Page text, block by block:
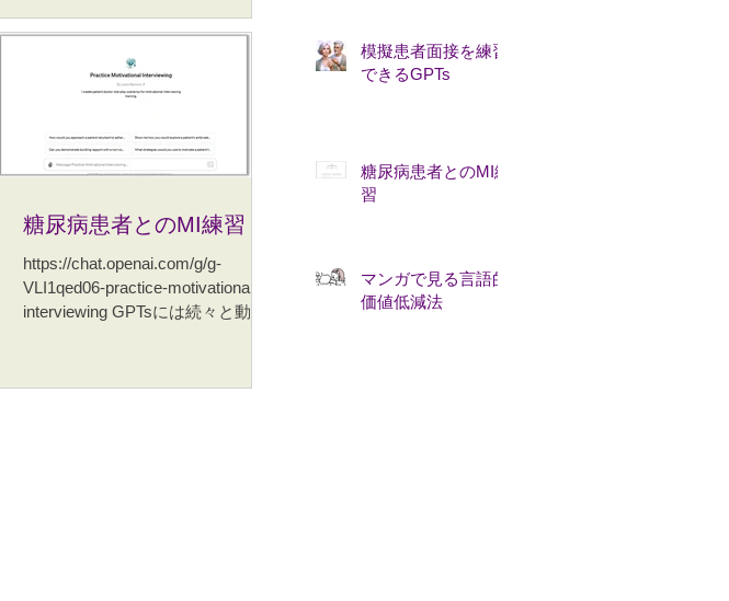
語的価値低減法の解説、とくにユ
ーモラスにすることの必要性をと
「お母さんが洗ったらきれいにな
るからね」。手を泡でいっぱいに
して洗ってくれた。 •...
糖尿病患者とのMI練習
https://chat.openai.com/g/g-
VLI1qed06-practice-motivational-
interviewing GPTsには続々と動機
います。私が作ったときは誰もい
模擬患者面接を練習
できるGPTs
糖尿病患者とのMI練
習
マンガで見る言語的
価値低減法